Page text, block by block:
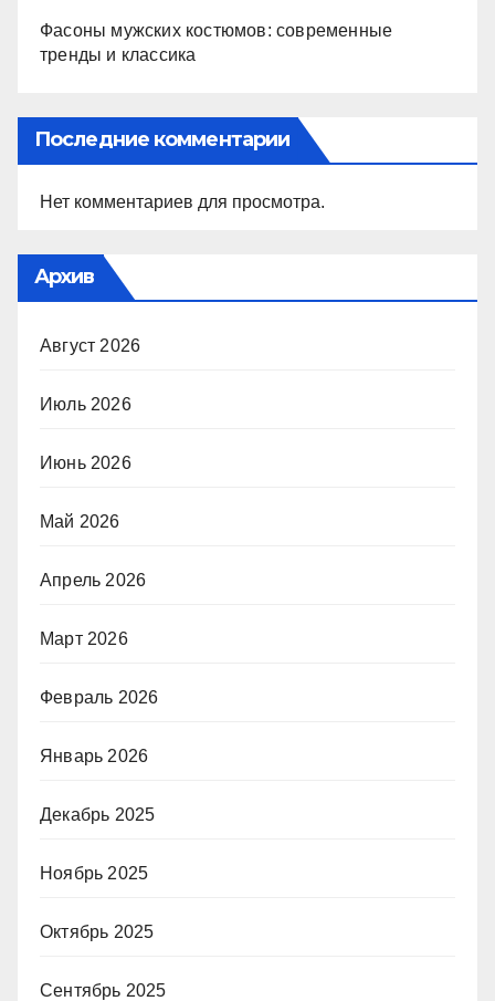
Фасоны мужских костюмов: современные
тренды и классика
Последние комментарии
Нет комментариев для просмотра.
Архив
Август 2026
Июль 2026
Июнь 2026
Май 2026
Апрель 2026
Март 2026
Февраль 2026
Январь 2026
Декабрь 2025
Ноябрь 2025
Октябрь 2025
Сентябрь 2025